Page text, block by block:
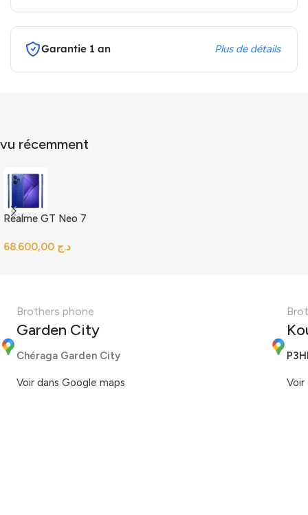
Garantie 1 an Plus de détails
vu récemment
Realme GT Neo 7
د.ج
Brothers phone
Garden City
Chéraga Garden City
Voir dans Google maps Voir